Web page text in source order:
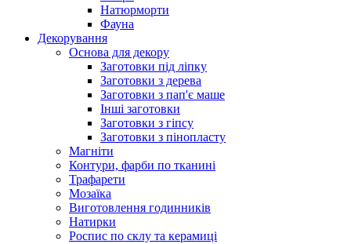
Натюрморти
Фауна
Декорування
Основа для декору
Заготовки під ліпку
Заготовки з дерева
Заготовки з пап'є маше
Інші заготовки
Заготовки з гіпсу
Заготовки з пінопласту
Магніти
Контури, фарби по тканині
Трафарети
Мозаїка
Виготовлення годинників
Натирки
Роспис по склу та керамиці